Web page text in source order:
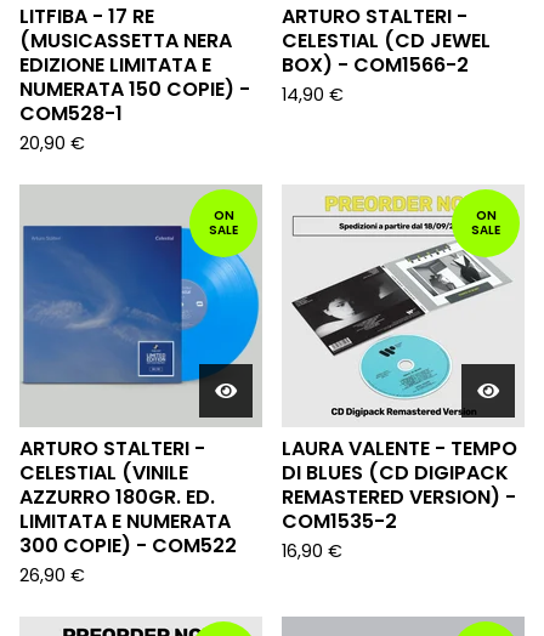
LITFIBA - 17 RE
(MUSICASSETTA NERA
EDIZIONE LIMITATA E
NUMERATA 150 COPIE) -
COM528-1
20,90 €
ARTURO STALTERI -
CELESTIAL (CD JEWEL
BOX) - COM1566-2
14,90 €
ON
SALE
ARTURO STALTERI -
CELESTIAL (VINILE
AZZURRO 180GR. ED.
LIMITATA E NUMERATA
300 COPIE) - COM522
26,90 €
ON
SALE
LAURA VALENTE - TEMPO
DI BLUES (CD DIGIPACK
REMASTERED VERSION) -
COM1535-2
16,90 €